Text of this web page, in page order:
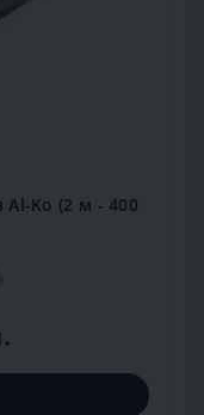
Ko (2 м - 400